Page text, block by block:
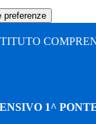
preferenze
1^